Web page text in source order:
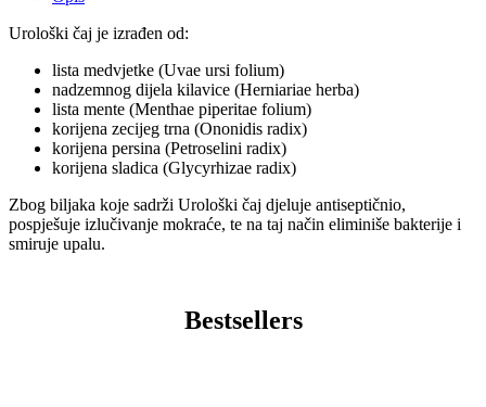
Urološki čaj je izrađen od:
lista medvjetke (Uvae ursi folium)
nadzemnog dijela kilavice (Herniariae herba)
lista mente (Menthae piperitae folium)
korijena zecijeg trna (Ononidis radix)
korijena persina (Petroselini radix)
korijena sladica (Glycyrhizae radix)
Zbog biljaka koje sadrži Urološki čaj djeluje antiseptičnio,
pospješuje izlučivanje mokraće, te na taj način eliminiše bakterije i
smiruje upalu.
Bestsellers